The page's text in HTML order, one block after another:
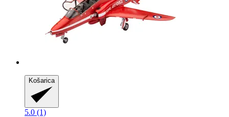
Košarica
5.0 (1)